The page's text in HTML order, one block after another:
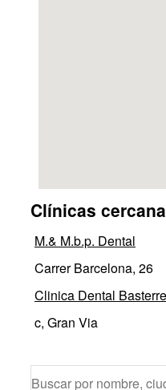
Clínicas
M.& M.b.p. Dental
Carrer Barcelona, 26
Clinica Dental
c, Gran Via